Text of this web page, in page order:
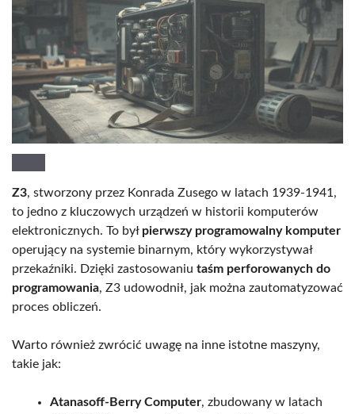
Z3, stworzony przez Konrada Zusego w latach 1939-1941,
to jedno z kluczowych urządzeń w historii komputerów
elektronicznych. To był pierwszy programowalny komputer
operujący na systemie binarnym, który wykorzystywał
przekaźniki. Dzięki zastosowaniu taśm perforowanych do
programowania, Z3 udowodnił, jak można zautomatyzować
proces obliczeń.
Warto również zwrócić uwagę na inne istotne maszyny,
takie jak:
Atanasoff-Berry Computer, zbudowany w latach